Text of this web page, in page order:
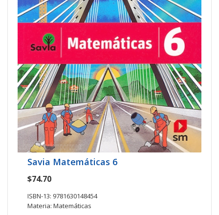
Savia Matemáticas 6
$74.70
ISBN-13: 9781630148454
Materia: Matemáticas